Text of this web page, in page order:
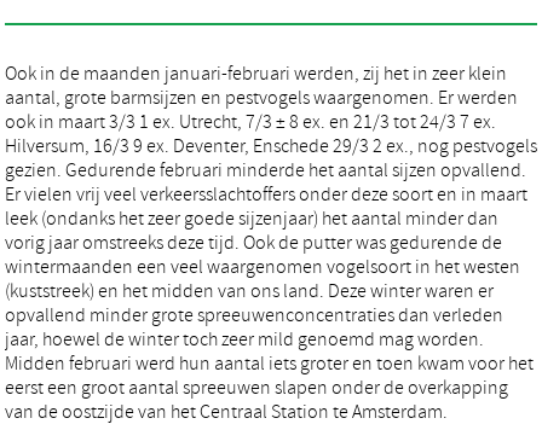
Ook in de maanden januari-februari werden, zij het in zeer klein
aantal, grote barmsijzen en pestvogels waargenomen. Er werden
ook in maart 3/3 1 ex. Utrecht, 7/3 ± 8 ex. en 21/3 tot 24/3 7 ex.
Hilversum, 16/3 9 ex. Deventer, Enschede 29/3 2 ex., nog pestvogels
gezien. Gedurende februari minderde het aantal sijzen opvallend.
Er vielen vrij veel verkeersslachtoffers onder deze soort en in maart
leek (ondanks het zeer goede sijzenjaar) het aantal minder dan
vorig jaar omstreeks deze tijd. Ook de putter was gedurende de
wintermaanden een veel waargenomen vogelsoort in het westen
(kuststreek) en het midden van ons land. Deze winter waren er
opvallend minder grote spreeuwenconcentraties dan verleden
jaar, hoewel de winter toch zeer mild genoemd mag worden.
Midden februari werd hun aantal iets groter en toen kwam voor het
eerst een groot aantal spreeuwen slapen onder de overkapping
van de oostzijde van het Centraal Station te Amsterdam.